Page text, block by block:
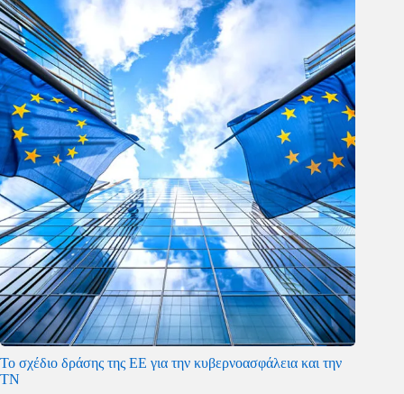
To σχέδιο δράσης της ΕΕ για την κυβερνοασφάλεια και την
ΤΝ